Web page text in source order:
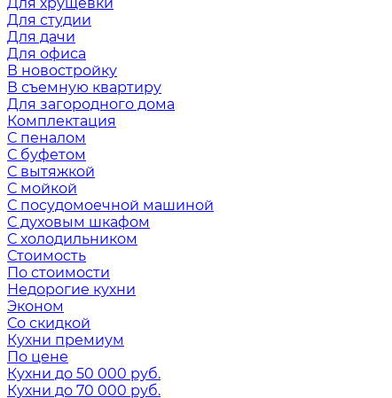
Для студии
Для дачи
Для офиса
В новостройку
В съемную квартиру
Для загородного дома
Комплектация
С пеналом
С буфетом
С вытяжкой
С мойкой
С посудомоечной машиной
С духовым шкафом
С холодильником
Стоимость
По стоимости
Недорогие кухни
Эконом
Со скидкой
Кухни премиум
По цене
Кухни до 50 000 руб.
Кухни до 70 000 руб.